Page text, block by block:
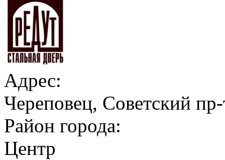
Адрес:
Череповец, Советский
Район города:
Центр